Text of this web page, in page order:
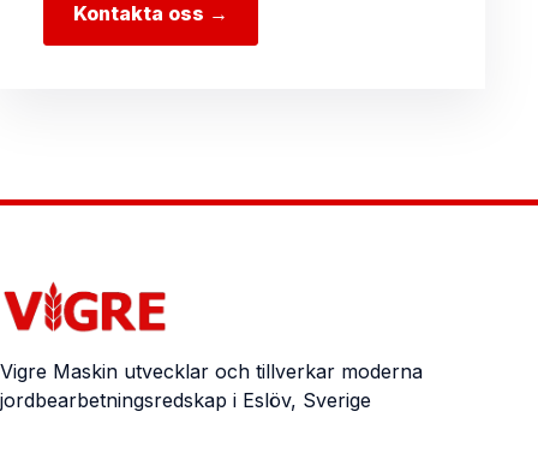
Kontakta oss →
Vigre Maskin utvecklar och tillverkar moderna
jordbearbetningsredskap i Eslöv, Sverige